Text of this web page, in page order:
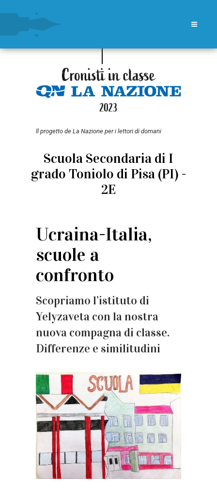
ll progetto de La Nazione per i lettori di domani
Scuola Secondaria di I
grado Toniolo di Pisa (PI) -
2E
Ucraina-Italia,
scuole a
confronto
Scopriamo l’istituto di
Yelyzaveta con la nostra
nuova compagna di classe.
Differenze e similitudini